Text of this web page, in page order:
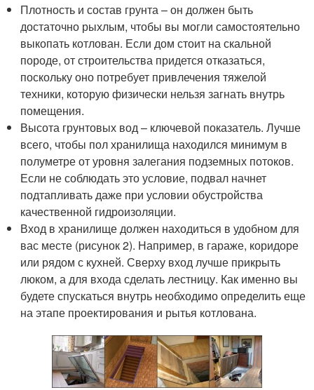
Плотность и состав грунта – он должен быть
достаточно рыхлым, чтобы вы могли самостоятельно
выкопать котлован. Если дом стоит на скальной
породе, от строительства придется отказаться,
поскольку оно потребует привлечения тяжелой
техники, которую физически нельзя загнать внутрь
помещения.
Высота грунтовых вод – ключевой показатель. Лучше
всего, чтобы пол хранилища находился минимум в
полуметре от уровня залегания подземных потоков.
Если не соблюдать это условие, подвал начнет
подтапливать даже при условии обустройства
качественной гидроизоляции.
Вход в хранилище должен находиться в удобном для
вас месте (рисунок 2). Например, в гараже, коридоре
или рядом с кухней. Сверху вход лучше прикрыть
люком, а для входа сделать лестницу. Как именно вы
будете спускаться внутрь необходимо определить еще
на этапе проектирования и рытья котлована.